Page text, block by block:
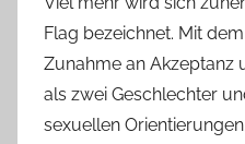
Flag bezeichnet. Mit
Zunahme an Akzeptanz
als zwei Geschlechter
sexuellen